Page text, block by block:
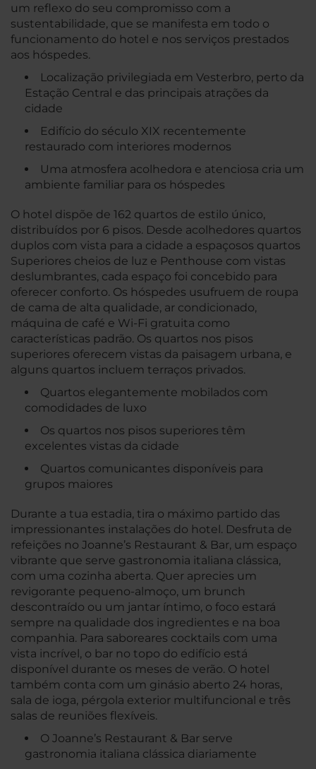
um reflexo do seu compromisso com a
sustentabilidade, que se manifesta em todo o
funcionamento do hotel e nos serviços prestados
aos hóspedes.
Localização privilegiada em Vesterbro, perto da
Estação Central e das principais atrações da
cidade
Edifício do século XIX recentemente
restaurado com interiores modernos
Uma atmosfera acolhedora e atenciosa cria um
ambiente familiar para os hóspedes
O hotel dispõe de 162 quartos de estilo único,
distribuídos por 6 pisos. Desde acolhedores quartos
duplos com vista para a cidade a espaçosos quartos
Superiores cheios de luz e Penthouse com vistas
deslumbrantes, cada espaço foi concebido para
oferecer conforto. Os hóspedes usufruem de roupa
de cama de alta qualidade, ar condicionado,
máquina de café e Wi-Fi gratuita como
características padrão. Os quartos nos pisos
superiores oferecem vistas da paisagem urbana, e
alguns quartos incluem terraços privados.
Quartos elegantemente mobilados com
comodidades de luxo
Os quartos nos pisos superiores têm
excelentes vistas da cidade
Quartos comunicantes disponíveis para
grupos maiores
Durante a tua estadia, tira o máximo partido das
impressionantes instalações do hotel. Desfruta de
refeições no Joanne’s Restaurant & Bar, um espaço
vibrante que serve gastronomia italiana clássica,
com uma cozinha aberta. Quer aprecies um
revigorante pequeno-almoço, um brunch
descontraído ou um jantar íntimo, o foco estará
sempre na qualidade dos ingredientes e na boa
companhia. Para saboreares cocktails com uma
vista incrível, o bar no topo do edifício está
disponível durante os meses de verão. O hotel
também conta com um ginásio aberto 24 horas,
sala de ioga, pérgola exterior multifuncional e três
salas de reuniões flexíveis.
O Joanne’s Restaurant & Bar serve
gastronomia italiana clássica diariamente